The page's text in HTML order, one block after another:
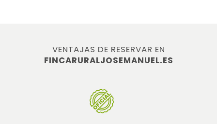
VENTAJAS DE RESERVAR EN
FINCARURALJOSEMANUEL.ES